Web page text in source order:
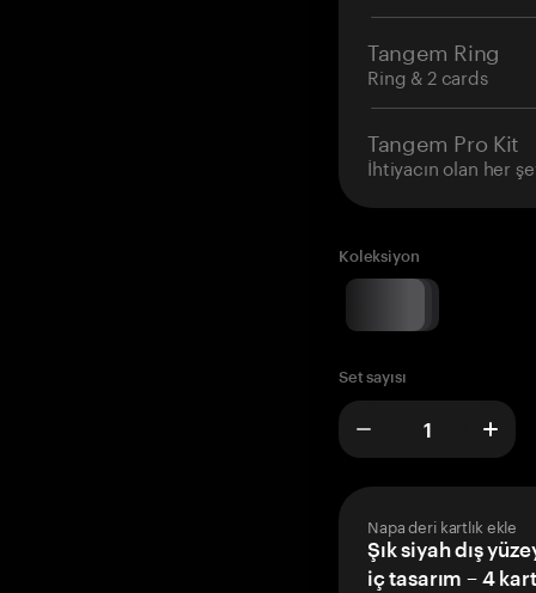
Tangem Ring
Ring & 2 cards
Tangem Pro Kit
İhtiyacın olan her
Koleksiyon
Set sayısı
Napa deri kartlık ekle
Şık siyah dış
iç tasarım – 4